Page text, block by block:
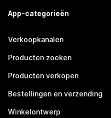
App-categorieën
Verkoopkanalen
Producten zoeken
Producten verkopen
Bestellingen en verzending
Winkelontwerp